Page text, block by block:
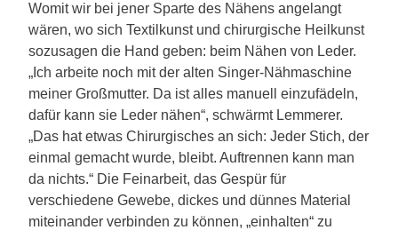
Womit wir bei jener Sparte des Nähens angelangt
wären, wo sich Textilkunst und chirurgische Heilkunst
sozusagen die Hand geben: beim Nähen von Leder.
„Ich arbeite noch mit der alten Singer-Nähmaschine
meiner Großmutter. Da ist alles manuell einzufädeln,
dafür kann sie Leder nähen“, schwärmt Lemmerer.
„Das hat etwas Chirurgisches an sich: Jeder Stich, der
einmal gemacht wurde, bleibt. Auftrennen kann man
da nichts.“ Die Feinarbeit, das Gespür für
verschiedene Gewebe, dickes und dünnes Material
miteinander verbinden zu können, „einhalten“ zu